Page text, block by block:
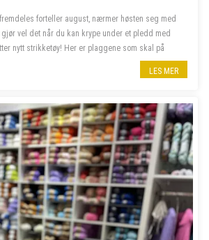
forteller august, nærmer høsten seg med
vel det når du kan krype under et pledd med
nytt strikketøy! Her er plaggene som skal på
LES MER